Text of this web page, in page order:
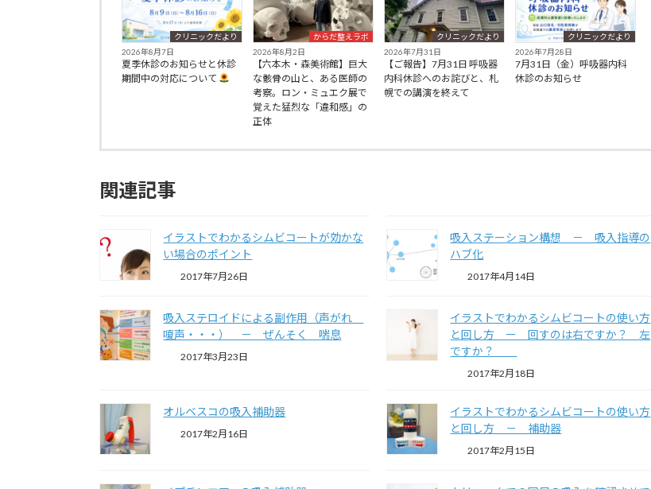
クリニックだより
2026年8月7日
夏季休診のお知らせと休診
期間中の対応について
からだ整えラボ
2026年8月2日
【六本木・森美術館】巨大
な骸骨の山と、ある医師の
考察。ロン・ミュエク展で
覚えた猛烈な「違和感」の
正体
クリニックだより
2026年7月31日
【ご報告】7月31日 呼吸器
内科休診へのお詫びと、札
幌での講演を終えて
クリニックだより
2026年7月28日
7月31日（金）呼吸器内科
休診のお知らせ
関連記事
イラストでわかるシムビコートが効かな
い場合のポイント
2017年7月26日
吸入ステーション構想 － 吸入指導の
ハブ化
2017年4月14日
吸入ステロイドによる副作用（声がれ
嗄声・・・） － ぜんそく 喘息
2017年3月23日
イラストでわかるシムビコートの使い方
と回し方 ー 回すのは右ですか？ 左
ですか？
2017年2月18日
オルベスコの吸入補助器
2017年2月16日
イラストでわかるシムビコートの使い方
と回し方 － 補助器
2017年2月15日